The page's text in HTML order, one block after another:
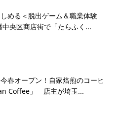
める＜脱出ゲーム＆職業体験
中央区商店街で「たらふく...
春オープン！自家焙煎のコーヒ
Coffee」 店主が埼玉...